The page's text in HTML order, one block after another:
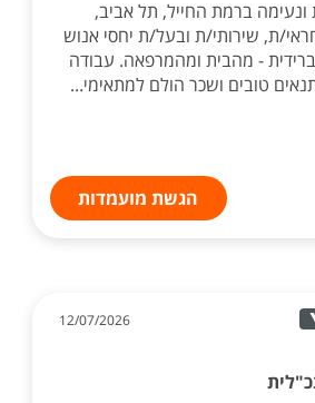
ברמת החייל, תל אביב,
ת, שירותי/ת ובעל/ת יחסי אנוש
- מהבית ומהמרפאה. עבודה
טובים ושכר הולם למתאימי...
הגשת מועמדות
12/07/2026